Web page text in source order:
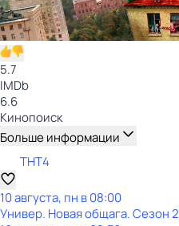
5.7
IMDb
6.6
Кинопоиск
Больше информации
ТНТ4
10 августа, пн в 08:00
Универ. Новая общага. Сезон 2